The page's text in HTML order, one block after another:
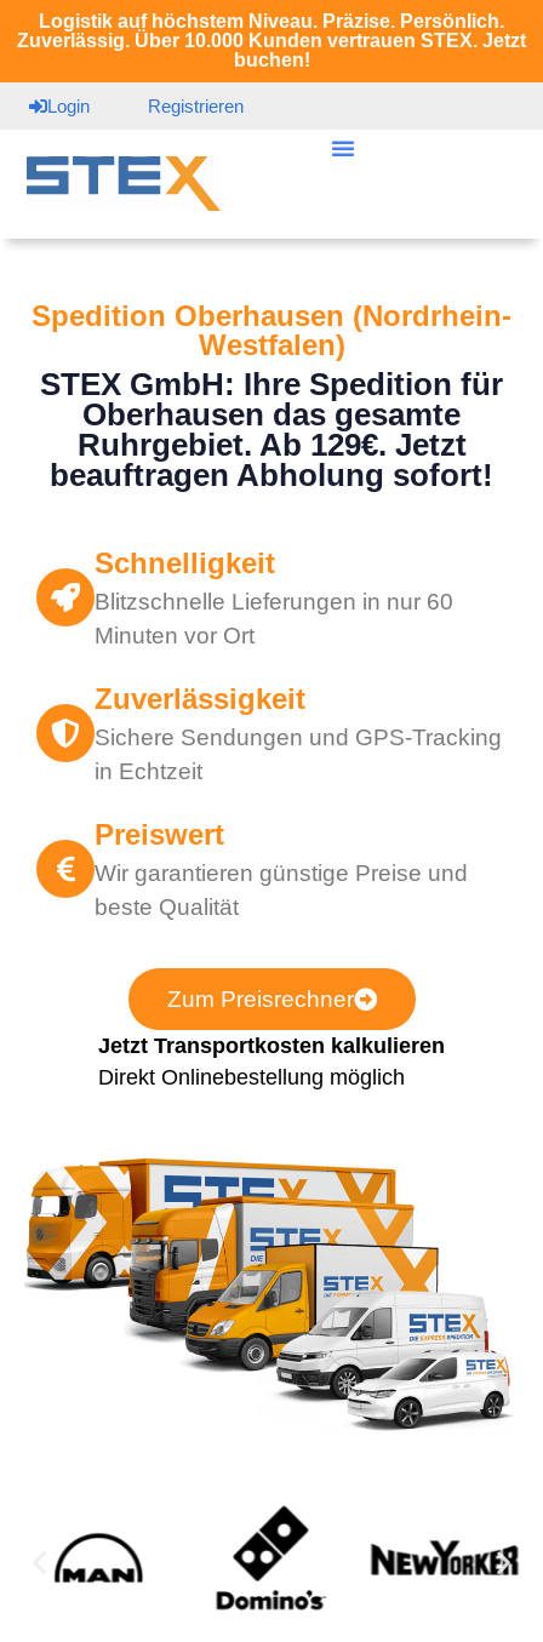
Logistik auf höchstem Niveau. Präzise. Persönlich.
Zuverlässig. Über 10.000 Kunden vertrauen STEX. Jetzt
buchen!
Login Registrieren
Spedition Oberhausen (Nordrhein-
Westfalen)
STEX GmbH: Ihre Spedition für
Oberhausen das gesamte
Ruhrgebiet. Ab 129€. Jetzt
beauftragen Abholung sofort!
Schnelligkeit
Blitzschnelle Lieferungen in nur 60
Minuten vor Ort
Zuverlässigkeit
Sichere Sendungen und GPS-Tracking
in Echtzeit
Preiswert
Wir garantieren günstige Preise und
beste Qualität
Zum Preisrechner
Jetzt Transportkosten kalkulieren
Direkt Onlinebestellung möglich